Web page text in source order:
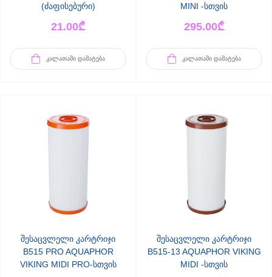
(ძაფისებური)
21.00₾
ᲙᲐᲚᲐᲗᲐᲨᲘ ᲓᲐᲛᲐᲢᲔᲑᲐ
MINI -სთვის
295.00₾
ᲙᲐᲚᲐᲗᲐᲨᲘ ᲓᲐᲛᲐᲢᲔᲑᲐ
შესაცვლელი კარტრიჯი
B515 PRO AQUAPHOR
VIKING MIDI PRO-სთვის
შესაცვლელი კარტრიჯი
B515-13 AQUAPHOR VIKING
MIDI -სთვის